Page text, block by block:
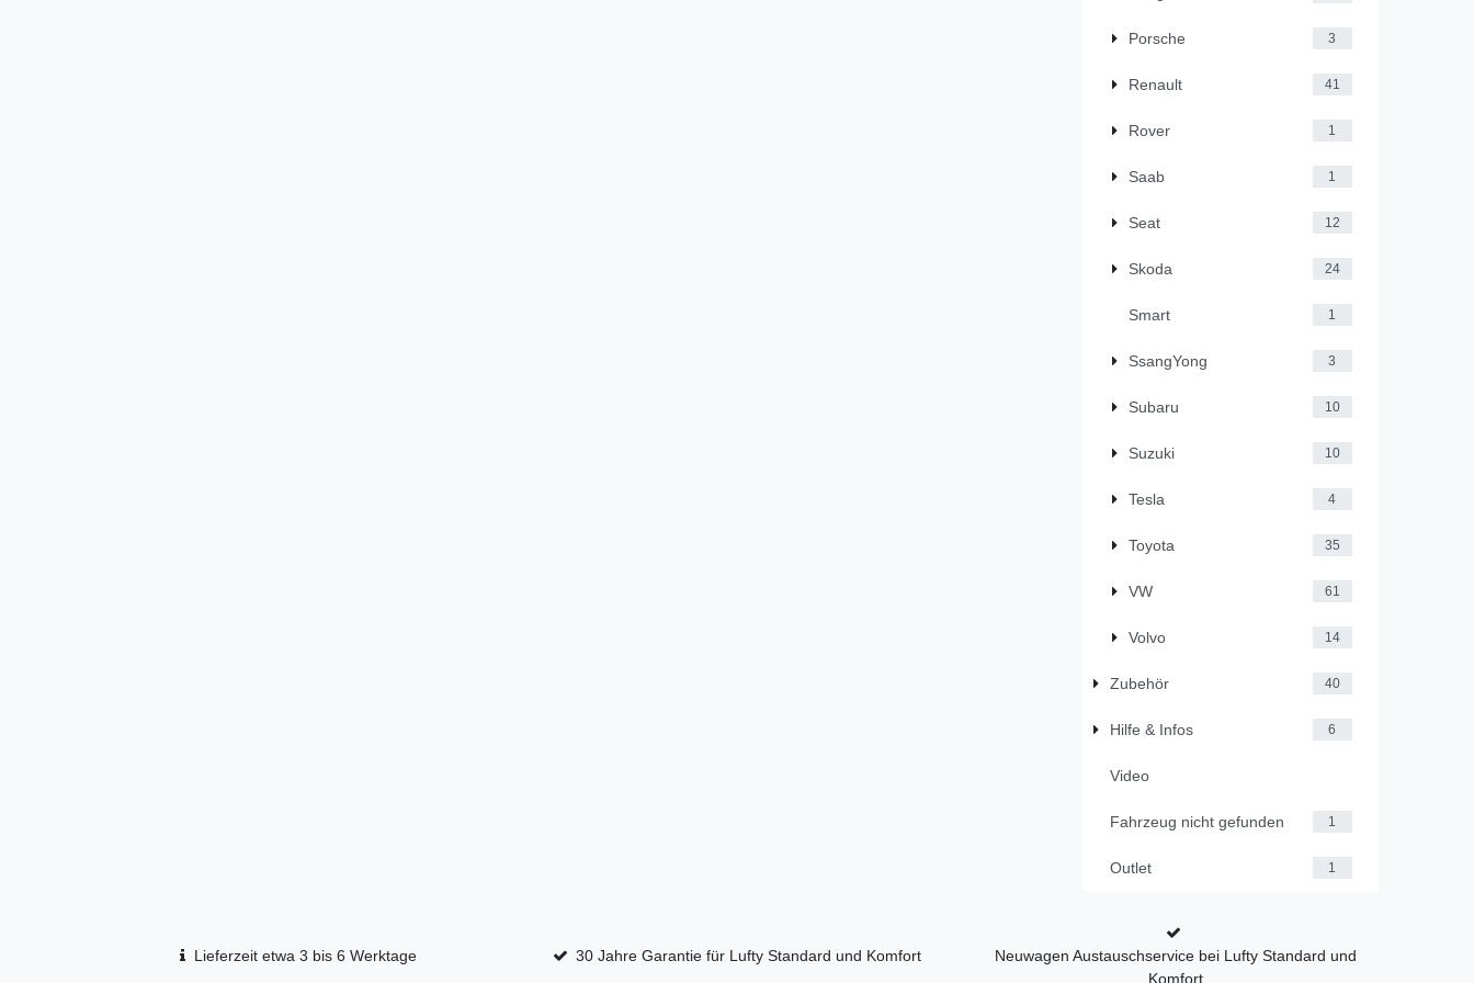
Porsche 3
Renault 41
Rover 1
Saab 1
Seat 12
Skoda 24
Smart 1
SsangYong 3
Subaru 10
Suzuki 10
Tesla 4
Toyota 35
VW 61
Volvo 14
Zubehör 40
Hilfe & Infos 6
Video
Fahrzeug nicht gefunden 1
Outlet 1
Lieferzeit etwa 3 bis 6 Werktage 30 Jahre Garantie für Lufty Standard und Komfort
Neuwagen Austauschservice bei Lufty Standard und
Komfort